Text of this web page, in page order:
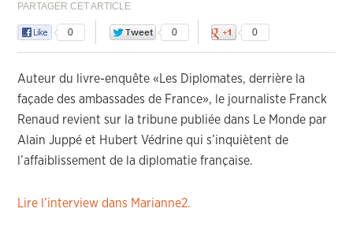
PARTAGER CET ARTICLE
0 0 0
Auteur du livre-enquête «Les Diplomates, derrière la
façade des ambassades de France», le journaliste Franck
Renaud revient sur la tribune publiée dans Le Monde par
Alain Juppé et Hubert Védrine qui s’inquiètent de
l’affaiblissement de la diplomatie française.
Lire l’interview dans Marianne2.